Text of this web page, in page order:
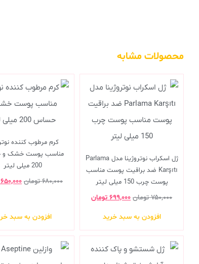
محصولات مشابه
ژل اسکراب نوتروژینا مدل Parlama
Karşıtı ضد براقیت پوست مناسب
پوست چرب 150 میلی لیتر
۷۵۰,۰۰۰ تومان ۶۹۹,۰۰۰ تومان
افزودن به سبد خرید
کرم مرطوب کننده
مناسب پوست خشک
200 میلی لیتر
۶۸۰,۰۰۰ تومان ۶۵۰,۰۰۰
افزودن به سبد